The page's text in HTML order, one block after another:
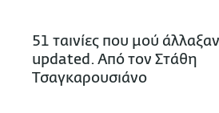
51 ταινίες που μού
updated. Aπό τον Στάθη
Τσαγκαρουσιάνο